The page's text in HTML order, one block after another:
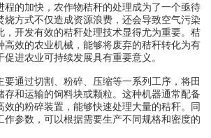
的加快，农作物秸秆的处理成为了一个亟待
烧方式不仅造成资源浪费，还会导致空气污染
，开发有效的秸秆处理技术显得尤为重要。秸
高效的农业机械，能够将废弃的秸秆转化为有
进农业可持续发展具有重要意义。
要通过切割、粉碎、压缩等一系列工序，将田
存和运输的饲料块或颗粒。这种机器通常配备
效的粉碎装置，能够快速处理大量的秸秆。同
作参数，可以根据需要生产不同规格和密度的